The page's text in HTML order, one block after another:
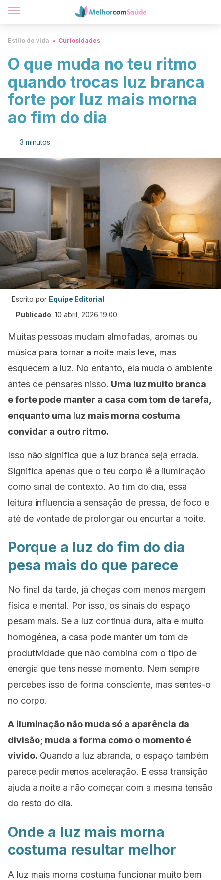
Estilo de vida Curiosidades
O que muda no teu ritmo
quando trocas luz branca
forte por luz mais morna
ao fim do dia
3 minutos
Escrito por Equipe Editorial
Publicado: 10 abril, 2026 19:00
Muitas pessoas mudam almofadas, aromas ou
música para tornar a noite mais leve, mas
esquecem a luz. No entanto, ela muda o ambiente
antes de pensares nisso. Uma luz muito branca
e forte pode manter a casa com tom de tarefa,
enquanto uma luz mais morna costuma
convidar a outro ritmo.
Isso não significa que a luz branca seja errada.
Significa apenas que o teu corpo lê a iluminação
como sinal de contexto. Ao fim do dia, essa
leitura influencia a sensação de pressa, de foco e
até de vontade de prolongar ou encurtar a noite.
Porque a luz do fim do dia
pesa mais do que parece
No final da tarde, já chegas com menos margem
física e mental. Por isso, os sinais do espaço
pesam mais. Se a luz continua dura, alta e muito
homogénea, a casa pode manter um tom de
produtividade que não combina com o tipo de
energia que tens nesse momento. Nem sempre
percebes isso de forma consciente, mas sentes-o
no corpo.
A iluminação não muda só a aparência da
divisão; muda a forma como o momento é
vivido. Quando a luz abranda, o espaço também
parece pedir menos aceleração. E essa transição
ajuda a noite a não começar com a mesma tensão
do resto do dia.
Onde a luz mais morna
costuma resultar melhor
A luz mais morna costuma funcionar muito bem